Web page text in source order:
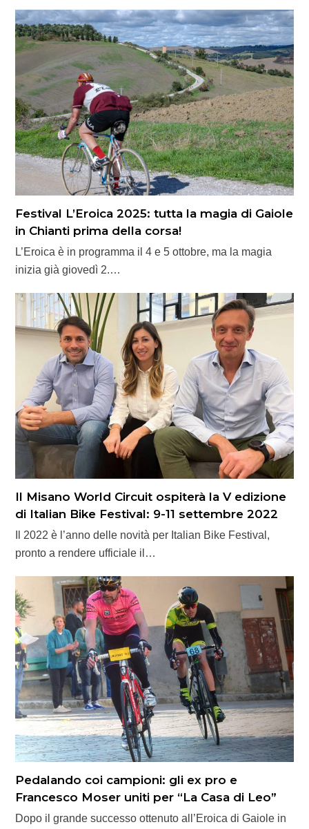
Festival L’Eroica 2025: tutta la magia di Gaiole
in Chianti prima della corsa!
L’Eroica è in programma il 4 e 5 ottobre, ma la magia
inizia già giovedì 2.…
Il Misano World Circuit ospiterà la V edizione
di Italian Bike Festival: 9-11 settembre 2022
Il 2022 è l’anno delle novità per Italian Bike Festival,
pronto a rendere ufficiale il…
Pedalando coi campioni: gli ex pro e
Francesco Moser uniti per “La Casa di Leo”
Dopo il grande successo ottenuto all’Eroica di Gaiole in